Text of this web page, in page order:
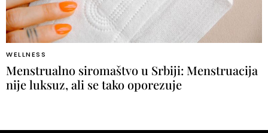
WELLNESS
Menstrualno siromaštvo u Srbiji: Menstruacija
nije luksuz, ali se tako oporezuje